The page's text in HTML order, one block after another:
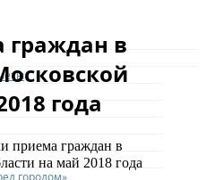
городом»
граждан в
года
приема граждан в
на май 2018 года